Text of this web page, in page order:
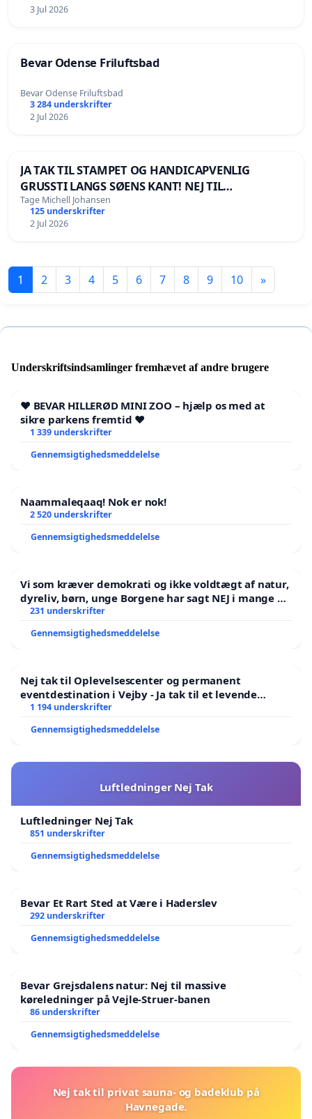
3 Jul 2026
Bevar Odense Friluftsbad
Bevar Odense Friluftsbad
3 284 underskrifter
2 Jul 2026
JA TAK TIL STAMPET OG HANDICAPVENLIG
GRUSSTI LANGS SØENS KANT! NEJ TIL
BOARDWALK VÆK FRA SØEN
Tage Michell Johansen
125 underskrifter
2 Jul 2026
1 2 3 4 5 6 7 8 9 10 »
Underskriftsindsamlinger fremhævet af andre brugere
❤️ BEVAR HILLERØD MINI ZOO – hjælp os med at
sikre parkens fremtid ❤️
1 339 underskrifter
Gennemsigtighedsmeddelelse
Naammaleqaaq! Nok er nok!
2 520 underskrifter
Gennemsigtighedsmeddelelse
Vi som kræver demokrati og ikke voldtægt af natur,
dyreliv, børn, unge Borgene har sagt NEJ i mange år.
Der er
231 underskrifter
Gennemsigtighedsmeddelelse
Nej tak til Oplevelsescenter og permanent
eventdestination i Vejby - Ja tak til et levende
lokalområde i balance
1 194 underskrifter
Gennemsigtighedsmeddelelse
Luftledninger Nej Tak
Luftledninger Nej Tak
851 underskrifter
Gennemsigtighedsmeddelelse
Bevar Et Rart Sted at Være i Haderslev
292 underskrifter
Gennemsigtighedsmeddelelse
Bevar Grejsdalens natur: Nej til massive
køreledninger på Vejle-Struer-banen
86 underskrifter
Gennemsigtighedsmeddelelse
Nej tak til privat sauna- og badeklub på
Havnegade.